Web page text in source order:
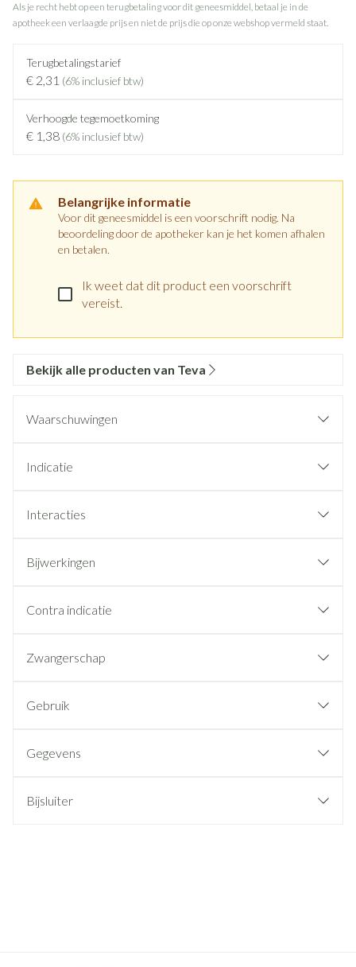
Als je recht hebt op een terugbetaling voor dit geneesmiddel, betaal je in de
apotheek een verlaagde prijs en niet de prijs die op onze webshop vermeld staat.
Terugbetalingstarief
€ 2,31 (6% inclusief btw)
Verhoogde tegemoetkoming
€ 1,38 (6% inclusief btw)
Belangrijke informatie
Voor dit geneesmiddel is een voorschrift nodig. Na
beoordeling door de apotheker kan je het komen afhalen
en betalen.
Ik weet dat dit product een voorschrift
vereist.
Bekijk alle producten van Teva
Waarschuwingen
Indicatie
Interacties
Bijwerkingen
Contra indicatie
Zwangerschap
Gebruik
Gegevens
Bijsluiter